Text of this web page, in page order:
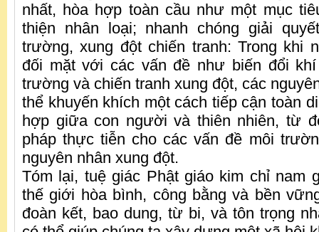
nhất, hòa hợp toàn cầu như một mục
thiện nhân loại; nhanh chóng giải
trường, xung đột chiến tranh: Trong khi
đối mặt với các vấn đề như biến đổi
trường và chiến tranh xung đột, các
thể khuyến khích một cách tiếp cận toàn
hợp giữa con người và thiên nhiên, từ
pháp thực tiễn cho các vấn đề môi
nguyên nhân xung đột.
Tóm lại, tuệ giác Phật giáo kim chỉ nam
thế giới hòa bình, công bằng và bền
đoàn kết, bao dung, từ bi, và tôn trọng